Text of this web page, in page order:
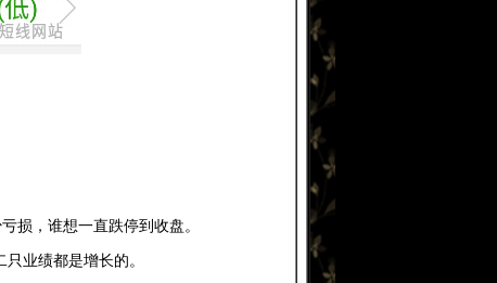
损，谁想一直跌停到收盘。
业绩都是增长的。